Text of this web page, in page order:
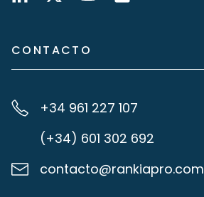
CONTACTO
+34 961 227 107
(+34) 601 302 692
contacto@rankiapro.com